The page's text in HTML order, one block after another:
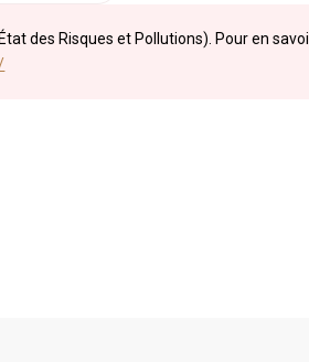
des Risques et Pollutions). Pour en